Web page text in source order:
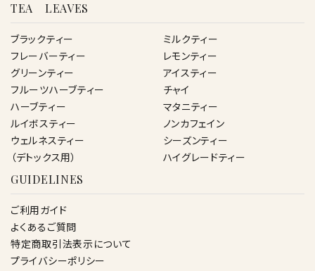
TEA LEAVES
ブラックティー
フレーバーティー
グリーンティー
フルーツハーブティー
ハーブティー
ルイボスティー
ウェルネスティー
（デトックス用）
ミルクティー
レモンティー
アイスティー
チャイ
マタニティー
ノンカフェイン
シーズンティー
ハイグレードティー
GUIDELINES
ご利用ガイド
よくあるご質問
特定商取引法表示について
プライバシーポリシー